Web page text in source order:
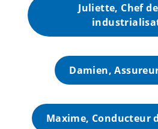
Juliette, Chef
Damien,
Maxime, Conducteur